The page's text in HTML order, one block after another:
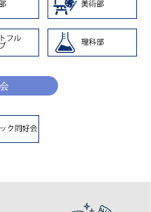
学校ハンドボール選
校ハンドボール春季